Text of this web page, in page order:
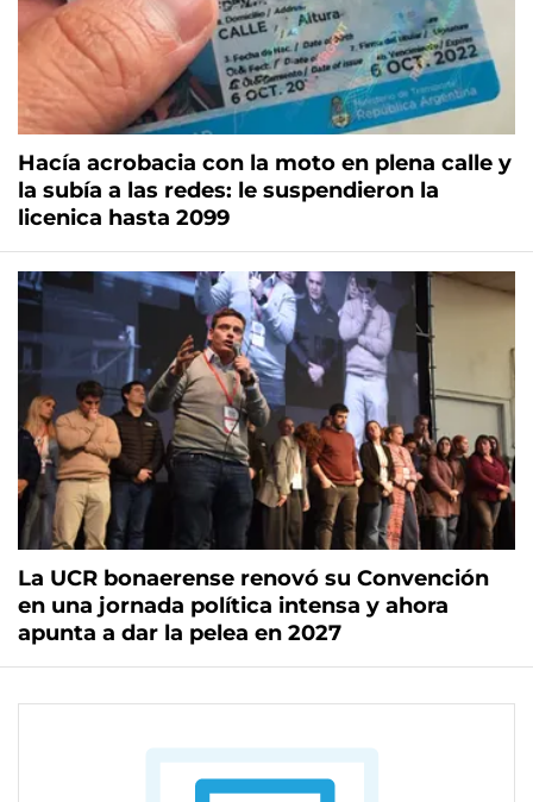
Hacía acrobacia con la moto en plena calle y
la subía a las redes: le suspendieron la
licenica hasta 2099
La UCR bonaerense renovó su Convención
en una jornada política intensa y ahora
apunta a dar la pelea en 2027